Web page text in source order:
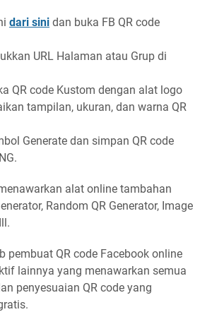
dari sini dan buka FB QR code
URL Halaman atau Grup di
QR code Kustom dengan alat logo
tampilan, ukuran, dan warna QR
Generate dan simpan QR code
alat online tambahan
Random QR Generator, Image
pembuat QR code Facebook online
lainnya yang menawarkan semua
penyesuaian QR code yang